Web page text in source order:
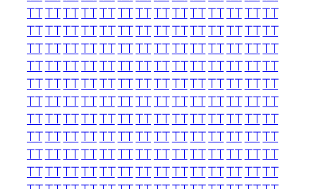
TTTTTTTTTTTTTTTTTTTTTTTTTTTT
TTTTTTTTTTTTTTTTTTTTTTTTTTTT
TTTTTTTTTTTTTTTTTTTTTTTTTTTT
TTTTTTTTTTTTTTTTTTTTTTTTTTTT
TTTTTTTTTTTTTTTTTTTTTTTTTTTT
TTTTTTTTTTTTTTTTTTTTTTTTTTTT
TTTTTTTTTTTTTTTTTTTTTTTTTTTT
TTTTTTTTTTTTTTTTTTTTTTTTTTTT
TTTTTTTTTTTTTTTTTTTTTTTTTTTT
TTTTTTTTTTTTTTTTTTTTTTTTTTTT